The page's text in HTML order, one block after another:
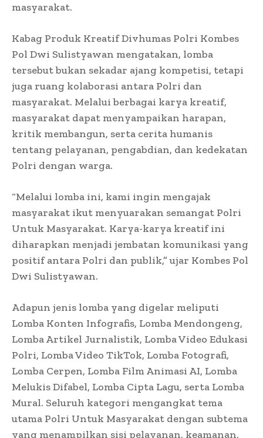
masyarakat.
Kabag Produk Kreatif Divhumas Polri Kombes
Pol Dwi Sulistyawan mengatakan, lomba
tersebut bukan sekadar ajang kompetisi, tetapi
juga ruang kolaborasi antara Polri dan
masyarakat. Melalui berbagai karya kreatif,
masyarakat dapat menyampaikan harapan,
kritik membangun, serta cerita humanis
tentang pelayanan, pengabdian, dan kedekatan
Polri dengan warga.
“Melalui lomba ini, kami ingin mengajak
masyarakat ikut menyuarakan semangat Polri
Untuk Masyarakat. Karya-karya kreatif ini
diharapkan menjadi jembatan komunikasi yang
positif antara Polri dan publik,” ujar Kombes Pol
Dwi Sulistyawan.
Adapun jenis lomba yang digelar meliputi
Lomba Konten Infografis, Lomba Mendongeng,
Lomba Artikel Jurnalistik, Lomba Video Edukasi
Polri, Lomba Video TikTok, Lomba Fotografi,
Lomba Cerpen, Lomba Film Animasi AI, Lomba
Melukis Difabel, Lomba Cipta Lagu, serta Lomba
Mural. Seluruh kategori mengangkat tema
utama Polri Untuk Masyarakat dengan subtema
yang menampilkan sisi pelayanan, keamanan,